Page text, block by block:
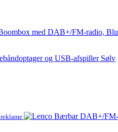
og USB-afspiller Sølv